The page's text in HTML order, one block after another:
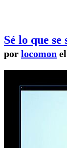
Sé lo que se
por locomon